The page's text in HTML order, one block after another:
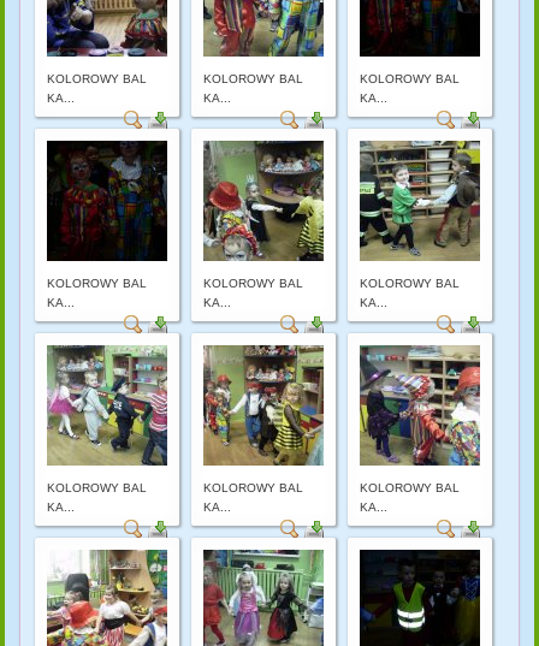
KOLOROWY BAL
KA...
KOLOROWY BAL
KA...
KOLOROWY BAL
KA...
KOLOROWY BAL
KA...
KOLOROWY BAL
KA...
KOLOROWY BAL
KA...
KOLOROWY BAL
KA...
KOLOROWY BAL
KA...
KOLOROWY BAL
KA...